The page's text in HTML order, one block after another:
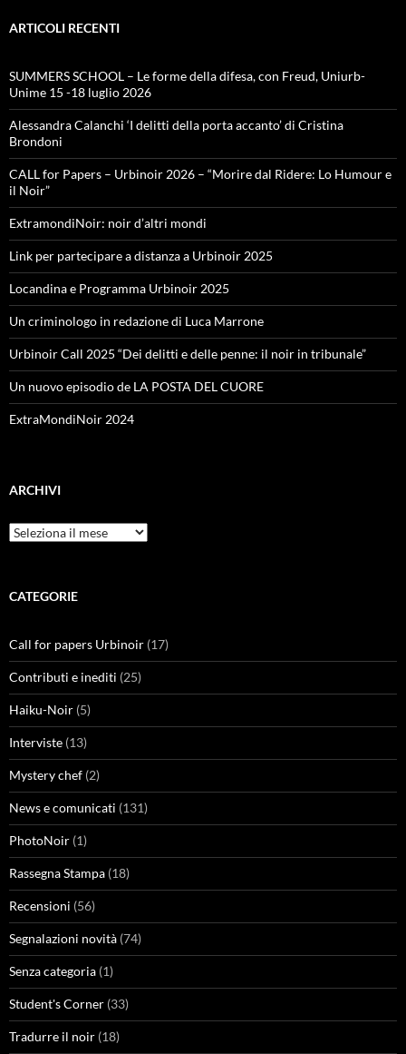
ARTICOLI RECENTI
SUMMERS SCHOOL – Le forme della difesa, con Freud, Uniurb-
Unime 15 -18 luglio 2026
Alessandra Calanchi ‘I delitti della porta accanto’ di Cristina
Brondoni
CALL for Papers – Urbinoir 2026 – “Morire dal Ridere: Lo Humour e
il Noir”
ExtramondiNoir: noir d’altri mondi
Link per partecipare a distanza a Urbinoir 2025
Locandina e Programma Urbinoir 2025
Un criminologo in redazione di Luca Marrone
Urbinoir Call 2025 “Dei delitti e delle penne: il noir in tribunale”
Un nuovo episodio de LA POSTA DEL CUORE
ExtraMondiNoir 2024
ARCHIVI
Archivi
CATEGORIE
Call for papers Urbinoir (17)
Contributi e inediti (25)
Haiku-Noir (5)
Interviste (13)
Mystery chef (2)
News e comunicati (131)
PhotoNoir (1)
Rassegna Stampa (18)
Recensioni (56)
Segnalazioni novità (74)
Senza categoria (1)
Student's Corner (33)
Tradurre il noir (18)